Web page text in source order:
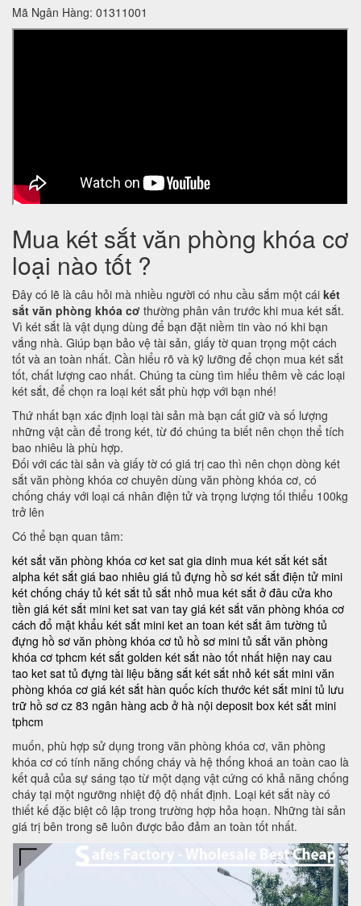
Mã Ngân Hàng: 01311001
Mua két sắt văn phòng khóa cơ
loại nào tốt ?
Đây có lẽ là câu hỏi mà nhiều người có nhu cầu sắm một cái két
sắt văn phòng khóa cơ thường phân vân trước khi mua két sắt.
Vì két sắt là vật dụng dùng để bạn đặt niềm tin vào nó khi bạn
vắng nhà. Giúp bạn bảo vệ tài sản, giấy tờ quan trọng một cách
tốt và an toàn nhất. Cần hiểu rõ và kỹ lưỡng để chọn mua két sắt
tốt, chất lượng cao nhất. Chúng ta cùng tìm hiểu thêm về các loại
két sắt, để chọn ra loại két sắt phù hợp với bạn nhé!
Thứ nhất bạn xác định loại tài sản mà bạn cất giữ và số lượng
những vật cần để trong két, từ đó chúng ta biết nên chọn thể tích
bao nhiêu là phù hợp.
Đối với các tài sản và giấy tờ có giá trị cao thì nên chọn dòng két
sắt văn phòng khóa cơ chuyên dùng văn phòng khóa cơ, có
chống cháy với loại cá nhân điện tử và trọng lượng tối thiểu 100kg
trở lên
Có thể bạn quan tâm:
két sắt văn phòng khóa cơ ket sat gia dinh mua két sắt két sắt
alpha két sắt giá bao nhiêu giá tủ đựng hồ sơ két sắt điện tử mini
két chống cháy tủ két sắt tủ sắt nhỏ mua két sắt ở đâu cửa kho
tiền giá két sắt mini ket sat van tay giá két sắt văn phòng khóa cơ
cách đổ mật khẩu két sắt mini ket an toan két sắt âm tường tủ
đựng hồ sơ văn phòng khóa cơ tủ hồ sơ mini tủ sắt văn phòng
khóa cơ tphcm két sắt golden két sắt nào tốt nhất hiện nay cau
tao ket sat tủ đựng tài liệu bằng sắt két sắt nhỏ két sắt mini văn
phòng khóa cơ giá két sắt hàn quốc kích thước két sắt mini tủ lưu
trữ hồ sơ cz 83 ngân hàng acb ở hà nội deposit box két sắt mini
tphcm
muốn, phù hợp sử dụng trong văn phòng khóa cơ, văn phòng
khóa cơ có tính năng chống cháy và hệ thống khoá an toàn cao là
kết quả của sự sáng tạo từ một dạng vật cứng có khả năng chống
cháy tại một ngưỡng nhiệt độ độ nhất định. Loại két sắt này có
thiết kế đặc biệt cô lập trong trường hợp hỏa hoạn. Những tài sản
giá trị bên trong sẽ luôn được bảo đảm an toàn tốt nhất.